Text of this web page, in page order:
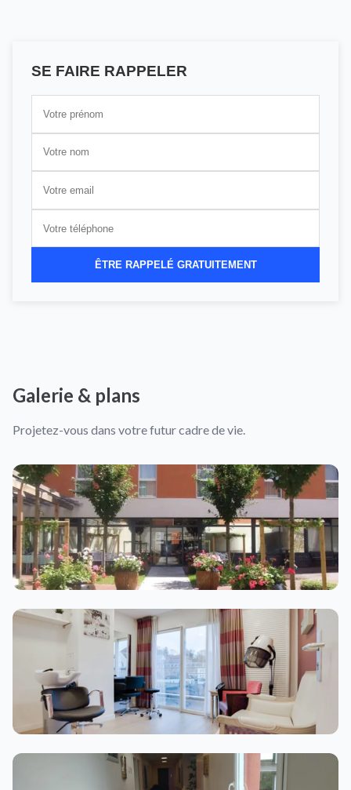
SE FAIRE RAPPELER
ÊTRE RAPPELÉ GRATUITEMENT
Galerie & plans
Projetez-vous dans votre futur cadre de vie.